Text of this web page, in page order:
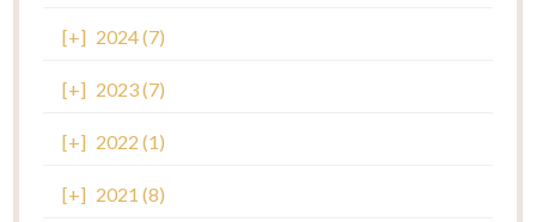
[+] 2024 (7)
[+] 2023 (7)
[+] 2022 (1)
[+] 2021 (8)